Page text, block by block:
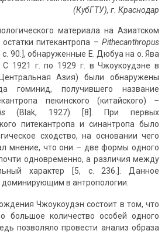
(КубГТУ), г. Краснодар
материала на Азиатском
питекантропа – Pithecanthropus
с. 90.], обнаруженные Е. Дюбуа на о. Ява
С 1921 г. по 1929 г. в Чжоукоудэне в
Азия) были обнаружены
гоминид, получившего название
пекинского (китайского) –
(Blak, 1927) [8]. При первых
питекантропа и синантропа было
сходство, на основании чего
мнение, что они – две формы одного
одновременно, а различия между
характер [5, с. 236.]. Данное
в антропологии.
Чжоукоудэн состоит в том, что
большое количество особей одного
позволяло провести анализ образа